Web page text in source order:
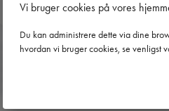
Ingen
Brug
Vi bruger cookies på vores
Du kan administrere dette via dine
hvordan vi bruger cookies, se venligst